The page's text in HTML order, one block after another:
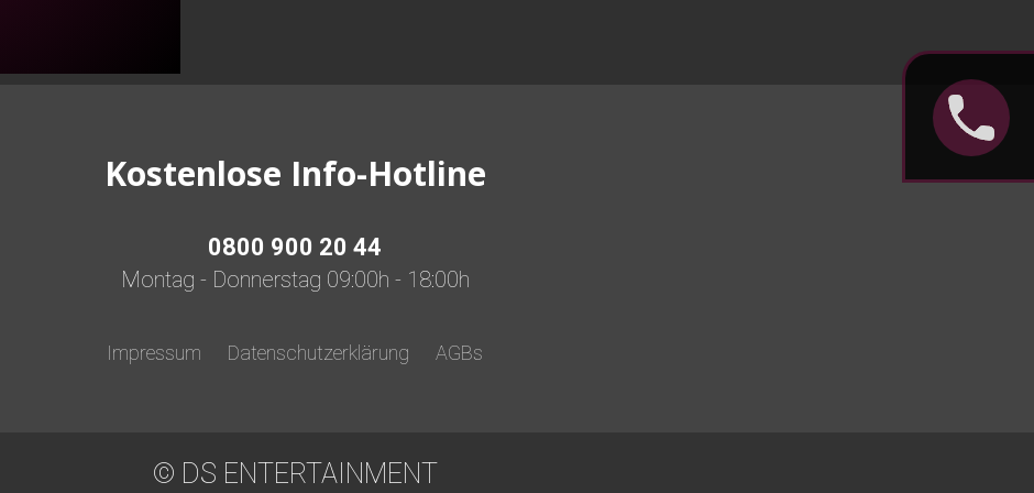
Kostenlose Info-Hotline
0800 900 20 44
Montag - Donnerstag 09:00h - 18:00h
Impressum Datenschutzerklärung AGBs
© DS ENTERTAINMENT